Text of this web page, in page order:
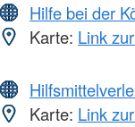
Hilfe bei der
Karte: Link
Karte: Link